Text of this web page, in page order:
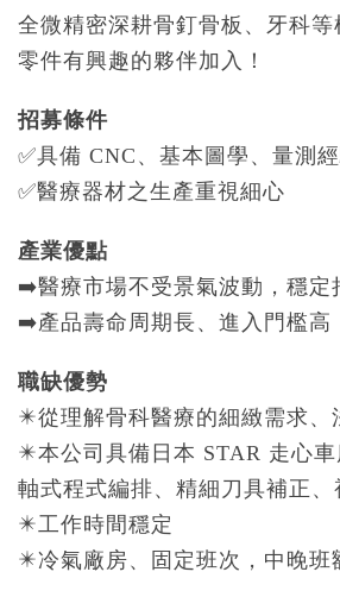
全微精密深耕骨釘骨板、牙科
零件有興趣的夥伴加入！
招募條件
✅具備 CNC、基本圖學、量測
✅醫療器材之生產重視細心
產業優點
➡️醫療市場不受景氣波動，穩定
➡️產品壽命周期長、進入門檻高
職缺優勢
✴️從理解骨科醫療的細緻需求、
✴️本公司具備日本 STAR 走心
軸式程式編排、精細刀具補正、
✴️工作時間穩定
✴️冷氣廠房、固定班次，中晚班